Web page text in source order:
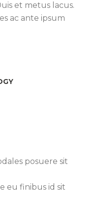
et metus lacus.
ac ante ipsum
posuere sit
eu finibus id sit